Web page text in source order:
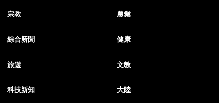
宗教 農業
綜合新聞 健康
旅遊 文教
科技新知 大陸